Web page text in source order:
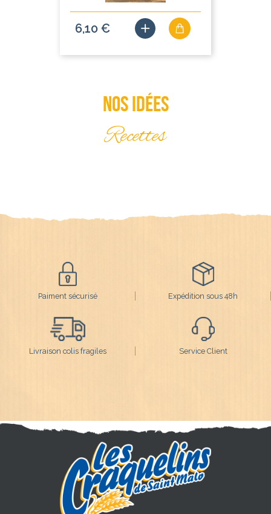
6,10 €
Nos idées
Recettes
Paiment sécurisé Expédition sous 48h
Livraison colis fragiles Service Client